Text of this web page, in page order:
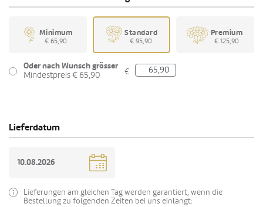
Minimum
€ 65,90
Standard
€ 95,90
Premium
€ 125,90
Oder nach Wunsch grösser
Mindestpreis € 65,90
€
Lieferdatum
Lieferungen am gleichen Tag werden garantiert, wenn die
Bestellung zu folgenden Zeiten bei uns einlangt: